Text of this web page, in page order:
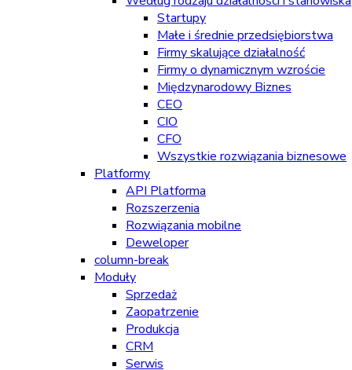
Startupy
Małe i średnie przedsiębiorstwa
Firmy skalujące działalność
Firmy o dynamicznym wzroście
Międzynarodowy Biznes
CEO
CIO
CFO
Wszystkie rozwiązania biznesowe
Platformy
API Platforma
Rozszerzenia
Rozwiązania mobilne
Deweloper
column-break
Moduły
Sprzedaż
Zaopatrzenie
Produkcja
CRM
Serwis